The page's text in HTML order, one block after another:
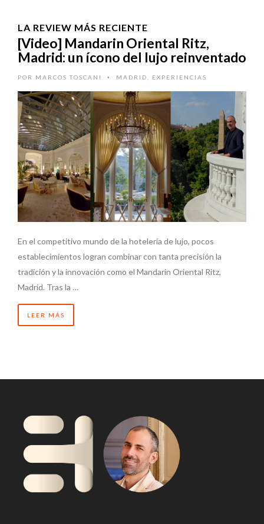
LA REVIEW MÁS RECIENTE
[Video] Mandarin Oriental Ritz,
Madrid: un ícono del lujo reinventado
POR MARCOS TOSCANI • MADRID EXPERIENCIAS
En el competitivo mundo de la hotelería de lujo, pocos
establecimientos logran combinar con tanta precisión la
tradición y la innovación como el Mandarin Oriental Ritz,
Madrid. Tras la …
LEER MÁS